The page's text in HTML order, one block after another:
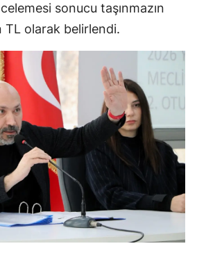
sonucu taşınmazın
TL olarak belirlendi.